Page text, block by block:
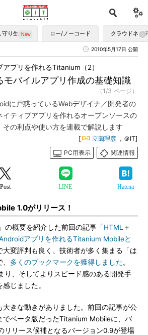
守り生かす ロー/ノーコード クラウドネイ
2010年5月17日 公開
モバイルアプリ作成の基礎知識
プリを作れるTitanium（2）
（1/3 ページ）
に戸惑っているWebデザイナ／開発者の
イティブアプリを作れるオープンソースの
その利点や使い方を連載で解説します
[ 立薗理彦 ，＠IT]
PC用表示
関連情報
Post LINE Hatena
1.0がリリース！
」の概要を紹介した前回の記事「HTML＋
アプリを作れるTitanium Mobileと
大変評判も良く、技術者が多く集まる「は
多くのブックマークを獲得しました。
り、そしてよりスピード感のある開発手
じました。
きな動きがありました。前回の記事が公
でベータ版だったTitanium Mobileに、バ
リリース候補となるバージョン0.9が登場